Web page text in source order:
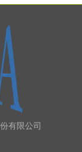
有限公司